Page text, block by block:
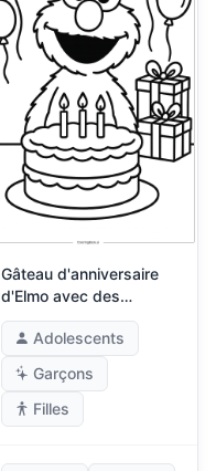
Gâteau d'anniversaire
d'Elmo avec des
bougies
Adolescents
Garçons
Filles